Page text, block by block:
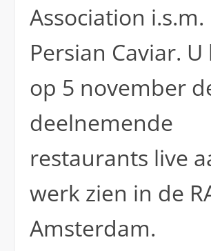
Association i.s.m.
Persian Caviar.
op 5 november
deelnemende
restaurants live
werk zien in de
Amsterdam.